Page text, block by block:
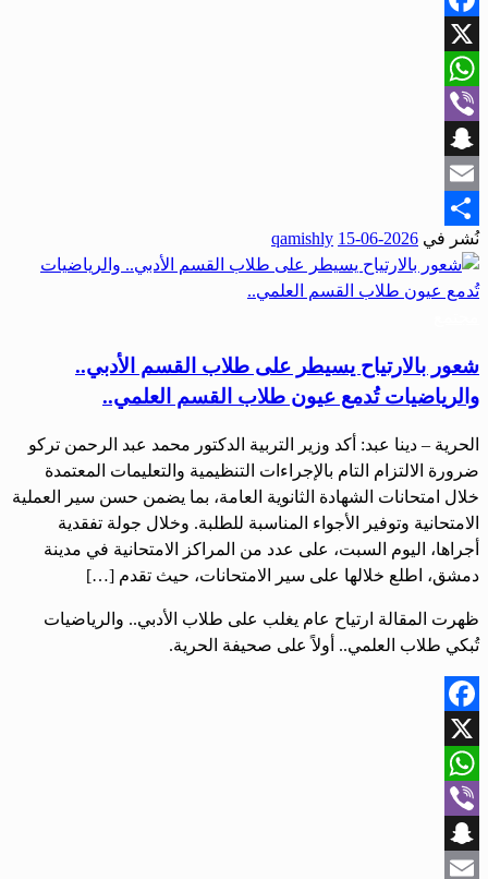
Facebook
X
WhatsApp
Viber
Snapchat
Email
Share
نُشر في 2026-06-15
qamishly
شعور بالارتياح يسيطر على طلاب القسم الأدبي..
والرياضيات تُدمع عيون طلاب القسم العلمي..
الحرية – دينا عبد: أكد وزير التربية الدكتور محمد عبد الرحمن تركو
ضرورة الالتزام التام بالإجراءات التنظيمية والتعليمات المعتمدة
خلال امتحانات الشهادة الثانوية العامة، بما يضمن حسن سير العملية
الامتحانية وتوفير الأجواء المناسبة للطلبة. وخلال جولة تفقدية
أجراها، اليوم السبت، على عدد من المراكز الامتحانية في مدينة
دمشق، اطلع خلالها على سير الامتحانات، حيث تقدم […]
ظهرت المقالة ارتياح عام يغلب على طلاب الأدبي.. والرياضيات
تُبكي طلاب العلمي.. أولاً على صحيفة الحرية.
Facebook
X
WhatsApp
Viber
Snapchat